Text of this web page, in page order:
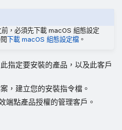
，必須先下載 macOS 組態設定
下載 macOS 組態設定檔 。
指定要安裝的產品，以及此客戶
，建立您的安裝指令檔。
端點產品授權的管理客戶。